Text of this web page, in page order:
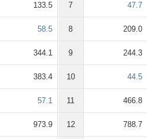
133.5
58.5
344.1
383.4
57.1
973.9
7 47.7
8 209.0
9 244.3
10 44.5
11 466.8
12 788.7